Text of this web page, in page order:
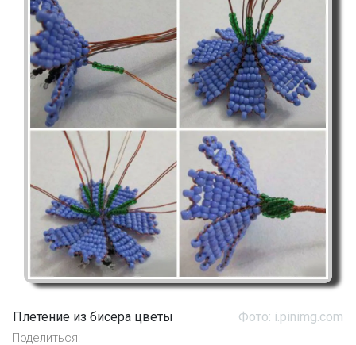
Плетение из бисера цветы Фото: i.pinimg.com
Поделиться: